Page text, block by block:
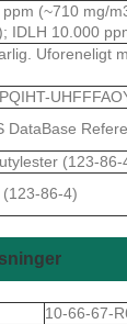
ppm (~710 mg/
IDLH 10.000
Uforeneligt
DataBase
(123-86-
86-4)
10-66-67-